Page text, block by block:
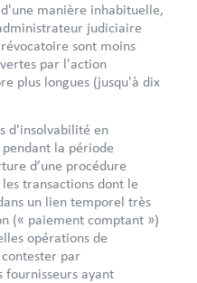
manière inhabituelle,
judiciaire
sont moins
par l'action
plus longues (jusqu'à dix
d'insolvabilité en
la période
d’une procédure
transactions dont le
un lien temporel très
(« paiement comptant »)
opérations de
par
ayant